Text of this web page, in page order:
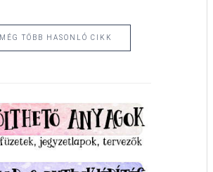
MÉG TÖBB HASONLÓ CIKK